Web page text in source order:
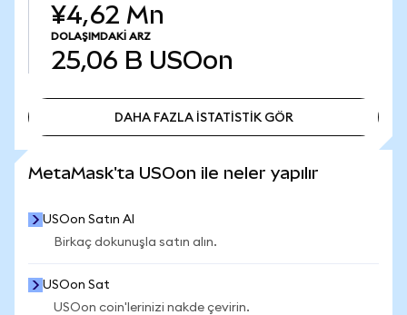
¥4,62 Mn
DOLAŞIMDAKI ARZ
25,06 B USOon
DAHA FAZLA İSTATİSTİK GÖR
MetaMask'ta USOon ile neler yapılır
USOon Satın Al
Birkaç dokunuşla satın alın.
USOon Sat
USOon coin'lerinizi nakde çevirin.